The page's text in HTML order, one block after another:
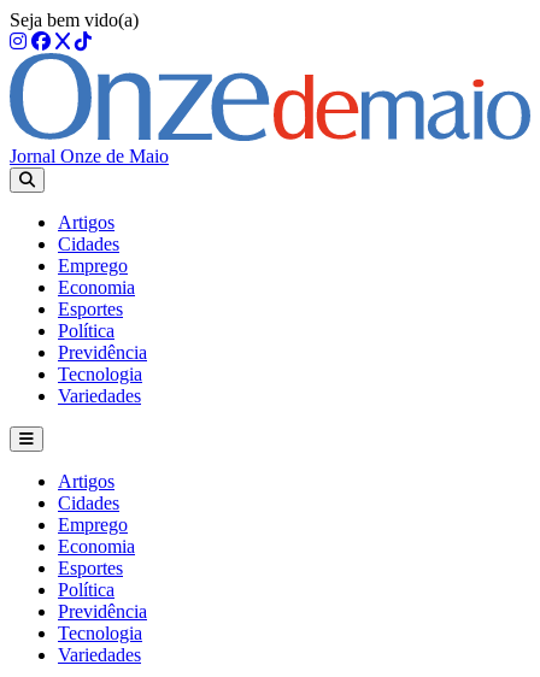
Seja bem vido(a)
Jornal Onze de Maio
Artigos
Cidades
Emprego
Economia
Esportes
Política
Previdência
Tecnologia
Variedades
Artigos
Cidades
Emprego
Economia
Esportes
Política
Previdência
Tecnologia
Variedades